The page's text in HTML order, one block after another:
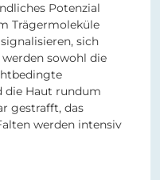
Potenzial
Trägermoleküle
sich
sowohl die
die Haut rundum
gestrafft, das
werden intensiv